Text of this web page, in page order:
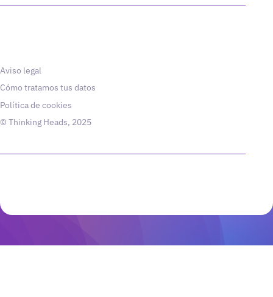
Aviso legal
Cómo tratamos tus datos
Política de cookies
© Thinking Heads, 2025